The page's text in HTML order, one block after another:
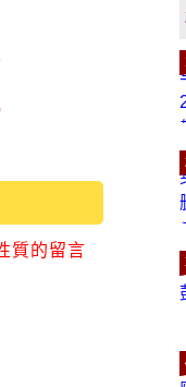
質的留言